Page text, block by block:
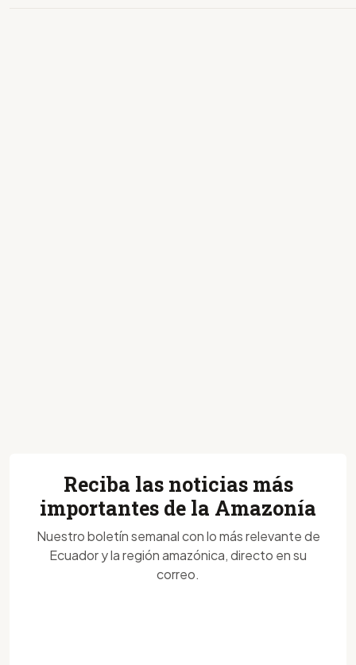
Reciba las noticias más
importantes de la Amazonía
Nuestro boletín semanal con lo más relevante de
Ecuador y la región amazónica, directo en su
correo.